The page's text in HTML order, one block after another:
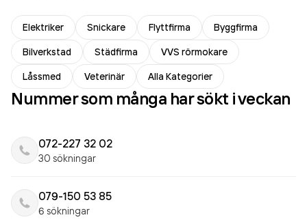
Elektriker Snickare Flyttfirma
Byggfirma
Bilverkstad
Städfirma
VVS rörmokare
Låssmed
Veterinär Alla Kategorier
Nummer som många har sökt i veckan
072-227 32 02
30 sökningar
079-150 53 85
6 sökningar